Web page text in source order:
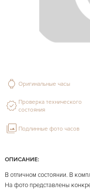
ОПИСАНИЕ:
В отличном состоянии. В
На фото представлены
Оригинальные часы
Проверка технического
состояния
Подлинные фото часов